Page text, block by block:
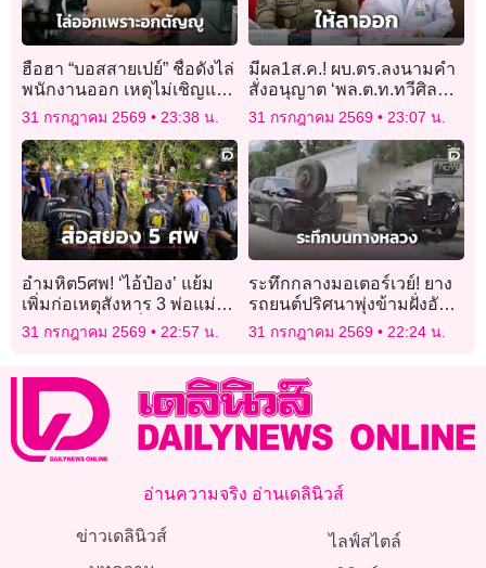
ฮือฮา “บอสสายเปย์” ชื่อดังไล่
พนักงานออก เหตุไม่เชิญแม่
มางานแต่งเพราะอายหน้าตา
31 กรกฎาคม 2569 23:38 น.
มีผล1ส.ค.! ผบ.ตร.ลงนามคำ
สั่งอนุญาต ‘พล.ต.ท.ทวีศิลป์’
ลาออกจากราชการ
31 กรกฎาคม 2569 23:07 น.
อำมหิต5ศพ! ‘ไอ้ป๋อง’ แย้ม
เพิ่มก่อเหตุสังหาร 3 พ่อแม่ลูก
ฝังอำพรางใกล้พี่น้องรัสเซีย
31 กรกฎาคม 2569 22:57 น.
ระทึกกลางมอเตอร์เวย์! ยาง
รถยนต์ปริศนาพุ่งข้ามฝั่งอัด
กระจกหน้ารถเอสยูวีพังยับ
31 กรกฎาคม 2569 22:24 น.
อ่านความจริง อ่านเดลินิวส์
ข่าวเดลินิวส์
ไลฟ์สไตล์